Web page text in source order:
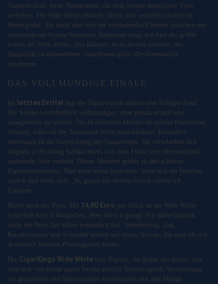
Nuancen dazu: feine Nussaromen, die dem Smoke zusätzliche Tiefe
verleihen. Die Süße bleibt erhalten, bleibt aber weiterhin dezent im
Hintergrund. Sie wirkt eher wie ein verbindendes Element zwischen den
verschiedenen Aroma-Szenarien. Insgesamt zeigt sich hier die größte
Stärke der Wide White: ihre Balance. Kein Aroma versucht, die
Hauptrolle zu übernehmen. Stattdessen spielt alles harmonisch
zusammen.
DAS VOLLMUNDIGE FINALE
Im letzten Drittel
legt die Zigarre noch einmal eine Schippe drauf.
Der Smoke wird deutlich vollmundiger, ohne jemals scharf oder
unangenehm zu werden. Die Holzaromen bleiben als solides Fundament
erhalten, während die Toastnoten leicht zurückkehren. Besonders
interessant ist die Entwicklung der Nussaromen. Sie verschieben sich
langsam in Richtung Salzkaramell, was dem Finale eine überraschend
spannende Note verleiht. Dieser Moment gehört zu den schönen
Zigarrenmomenten: Man zieht etwas langsamer, lehnt sich ein bisschen
zurück und denkt sich: „Ja, genau aus diesem Grund rauche ich
Zigarren.“
Bleibt noch der Preis. Mit 14,80 Euro pro Stück ist die Wide White
sicherlich kein Schnäppchen. Aber ehrlich gesagt: Für diese Qualität
wirkt der Preis fast schon erstaunlich fair. Verarbeitung, Zug,
Rauchvolumen und Aromatik spielen auf einem Niveau, das man oft erst
in deutlich höheren Preisregionen findet.
Die CigarKings Wide White eine Zigarre, die genau das liefert, was
man sich von einem guten Smoke erhofft: hervorragende Verarbeitung,
ein spannendes und harmonisches Aromenspiel und jede Menge